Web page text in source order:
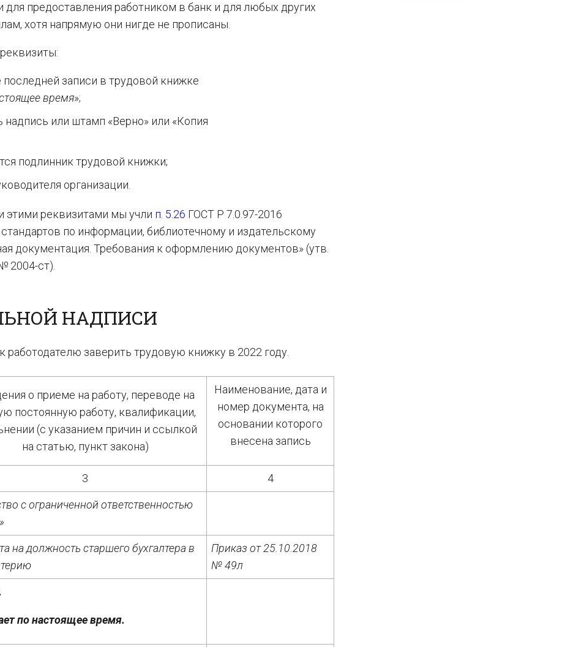
предоставления работником в банк и для любых других
хотя напрямую они нигде не прописаны.
записи в трудовой книжке
время»;
или штамп «Верно» или «Копия
подлинник трудовой книжки;
организации.
этими реквизитами мы учли п. 5.26 ГОСТ Р 7.0.97-2016
по информации, библиотечному и издательскому
документация. Требования к оформлению документов» (утв.
2004-ст).
НАДПИСИ
работодателю заверить трудовую книжку в 2022 году.
о приеме на работу, переводе на
постоянную работу, квалификации,
(с указанием причин и ссылкой
на статью, пункт закона)
Наименование, дата и
номер документа, на
основании которого
внесена запись
3 4
с ограниченной ответственностью
на должность старшего бухгалтера в
Приказ от 25.10.2018
№ 49л
по настоящее время.